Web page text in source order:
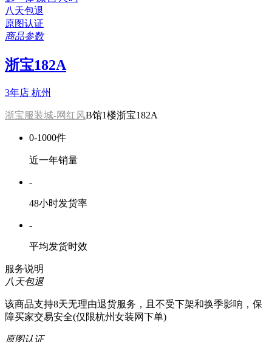
八天包退
原图认证
商品参数
浙宝182A
3年店 杭州
浙宝服装城-网红风B馆1楼浙宝182A
0-1000件
近一年销量
-
48小时发货率
-
平均发货时效
服务说明
八天包退
该商品支持8天无理由退货服务，且不受下架和换季影响，保
障买家交易安全(仅限杭州女装网下单)
原图认证